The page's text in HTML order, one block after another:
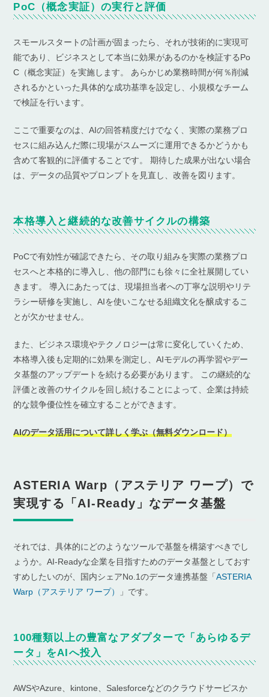
PoC（概念実証）の実行と評価
スモールスタートの計画が固まったら、それが技術的に実現可
能であり、ビジネスとして本当に効果があるのかを検証するPo
C（概念実証）を実施します。 あらかじめ業務時間が何％削減
されるかといった具体的な成功基準を設定し、小規模なチーム
で検証を行います。
ここで重要なのは、AIの回答精度だけでなく、実際の業務プロ
セスに組み込んだ際に現場がスムーズに運用できるかどうかも
含めて客観的に評価することです。 期待した成果が出ない場合
は、データの品質やプロンプトを見直し、改善を図ります。
本格導入と継続的な改善サイクルの構築
PoCで有効性が確認できたら、その取り組みを実際の業務プロ
セスへと本格的に導入し、他の部門にも徐々に全社展開してい
きます。 導入にあたっては、現場担当者への丁寧な説明やリテ
ラシー研修を実施し、AIを使いこなせる組織文化を醸成するこ
とが欠かせません。
また、ビジネス環境やテクノロジーは常に変化していくため、
本格導入後も定期的に効果を測定し、AIモデルの再学習やデー
タ基盤のアップデートを続ける必要があります。 この継続的な
評価と改善のサイクルを回し続けることによって、企業は持続
的な競争優位性を確立することができます。
AIのデータ活用について詳しく学ぶ（無料ダウンロード）
ASTERIA Warp（アステリア ワープ）で
実現する「AI-Ready」なデータ基盤
それでは、具体的にどのようなツールで基盤を構築すべきでし
ょうか。AI-Readyな企業を目指すためのデータ基盤としておす
すめしたいのが、国内シェアNo.1のデータ連携基盤「ASTERIA
Warp（アステリア ワープ）
」です。
100種類以上の豊富なアダプターで「あらゆるデ
ータ」をAIへ投入
AWSやAzure、kintone、Salesforceなどのクラウドサービスか